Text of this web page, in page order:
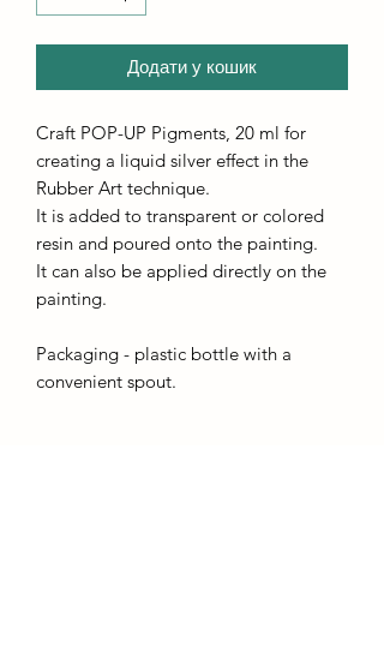
Додати у кошик
Craft POP-UP Pigments, 20 ml for
creating a liquid silver effect in the
Rubber Art technique.
It is added to transparent or colored
resin and poured onto the painting.
It can also be applied directly on the
painting.
Packaging - plastic bottle with a
convenient spout.